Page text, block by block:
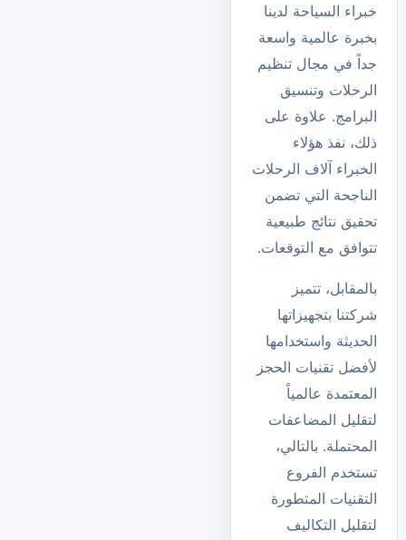
خبراء السياحة لدينا
بخبرة عالمية واسعة
جداً في مجال تنظيم
الرحلات وتنسيق
البرامج. علاوة على
ذلك، نفذ هؤلاء
الخبراء آلاف الرحلات
الناجحة التي تضمن
تحقيق نتائج طبيعية
تتوافق مع التوقعات.
بالمقابل، تتميز
شركتنا بتجهيزاتها
الحديثة واستخدامها
لأفضل تقنيات الحجز
المعتمدة عالمياً
لتقليل المضاعفات
المحتملة. بالتالي،
تستخدم الفروع
التقنيات المتطورة
لتقليل التكاليف